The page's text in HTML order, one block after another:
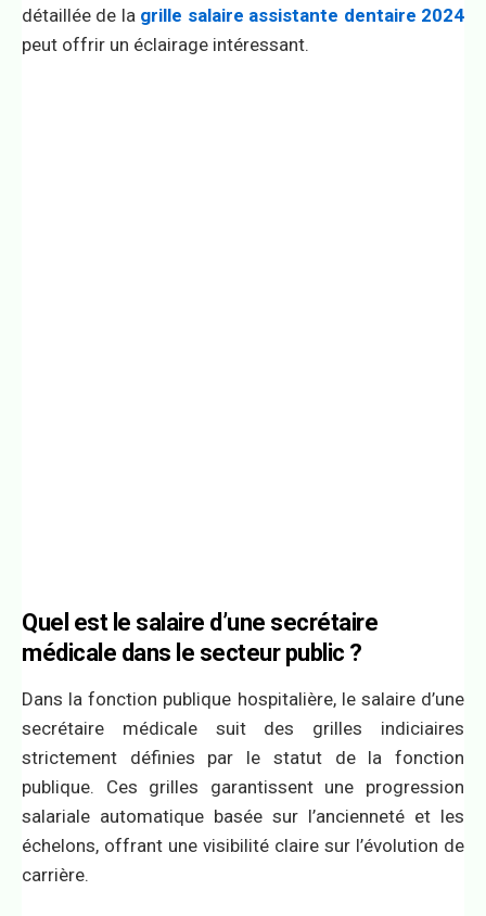
détaillée de la grille salaire assistante dentaire 2024
peut offrir un éclairage intéressant.
Quel est le salaire d’une secrétaire
médicale dans le secteur public ?
Dans la fonction publique hospitalière, le salaire d’une
secrétaire médicale suit des grilles indiciaires
strictement définies par le statut de la fonction
publique. Ces grilles garantissent une progression
salariale automatique basée sur l’ancienneté et les
échelons, offrant une visibilité claire sur l’évolution de
carrière.